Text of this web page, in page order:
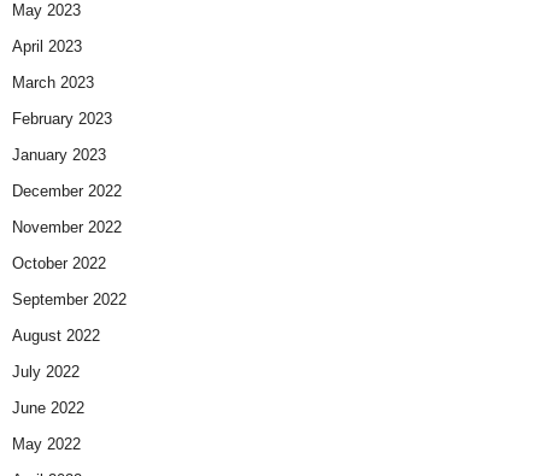
May 2023
April 2023
March 2023
February 2023
January 2023
December 2022
November 2022
October 2022
September 2022
August 2022
July 2022
June 2022
May 2022